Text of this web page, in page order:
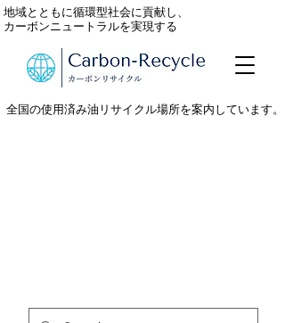
全国の使用済み油リサイクル場所を案内しています。
地域とともに循環型社会に貢献し、
カーボンニュートラルを実現する